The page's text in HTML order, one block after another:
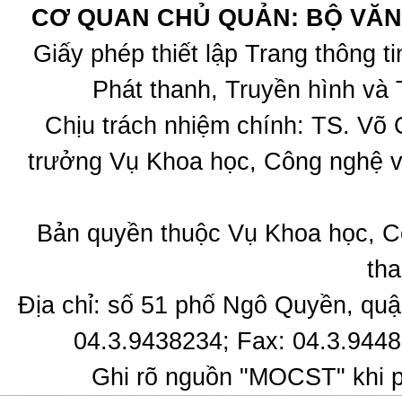
CƠ QUAN CHỦ QUẢN: BỘ
Giấy phép thiết lập Trang thông
Phát thanh, Truyền hình
Chịu trách nhiệm chính: TS.
trưởng Vụ Khoa học, Công nghệ
Bản quyền thuộc Vụ Khoa học,
Địa chỉ: số 51 phố Ngô Quyền,
04.3.9438234; Fax:
Ghi rõ nguồn "MOCST" khi